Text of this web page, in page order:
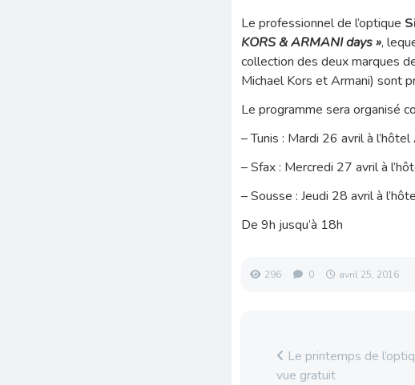
Le professionnel de l’optique
KORS & ARMANI days »,
collection des deux marques
Michael Kors et Armani) sont
Le programme sera organisé
– Tunis : Mardi 26 avril à
– Sfax : Mercredi 27 avril à
– Sousse : Jeudi 28 avril à
De 9h jusqu’à 18h
296 0 avril 25, 2016
Le printemps de
vue gratuit